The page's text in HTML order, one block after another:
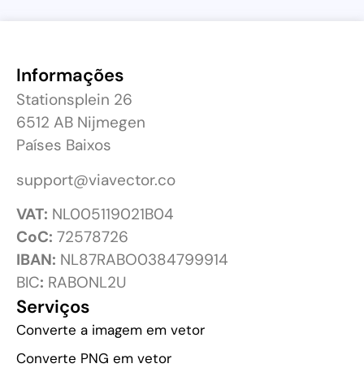
Serviços
Converte a imagem em vetor
Converte PNG em vetor
Informações
Stationsplein 26
6512 AB Nijmegen
Países Baixos
support@viavector.co
VAT: NL005119021B04
CoC: 72578726
IBAN: NL87RABO0384799914
BIC: RABONL2U